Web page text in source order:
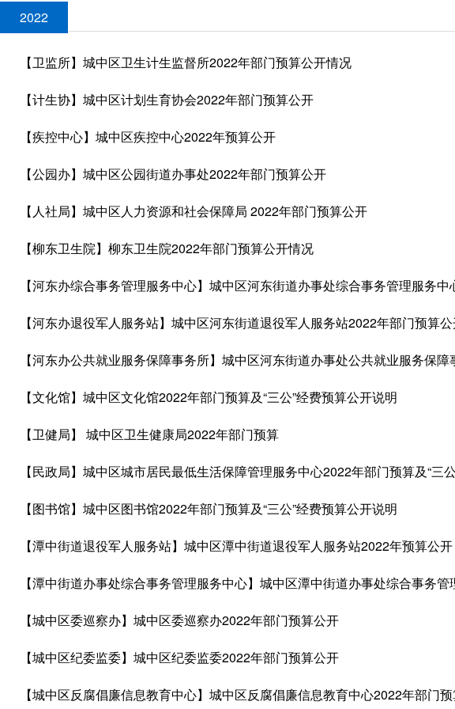
2022
【卫监所】城中区卫生计生监督所2022年部门预算公开情况
【计生协】城中区计划生育协会2022年部门预算公开
【疾控中心】城中区疾控中心2022年预算公开
【公园办】城中区公园街道办事处2022年部门预算公开
【人社局】城中区人力资源和社会保障局 2022年部门预算公开
【柳东卫生院】柳东卫生院2022年部门预算公开情况
【河东办综合事务管理服务中心】城中区河东街道办事处综合事务管理服务
【河东办退役军人服务站】城中区河东街道退役军人服务站2022年部门预算
【河东办公共就业服务保障事务所】城中区河东街道办事处公共就业服务保
【文化馆】城中区文化馆2022年部门预算及“三公”经费预算公开说明
【卫健局】 城中区卫生健康局2022年部门预算
【民政局】城中区城市居民最低生活保障管理服务中心2022年部门预算及“三
【图书馆】城中区图书馆2022年部门预算及“三公”经费预算公开说明
【潭中街道退役军人服务站】城中区潭中街道退役军人服务站2022年预算公开
【潭中街道办事处综合事务管理服务中心】城中区潭中街道办事处综合事务
【城中区委巡察办】城中区委巡察办2022年部门预算公开
【城中区纪委监委】城中区纪委监委2022年部门预算公开
【城中区反腐倡廉信息教育中心】城中区反腐倡廉信息教育中心2022年部门